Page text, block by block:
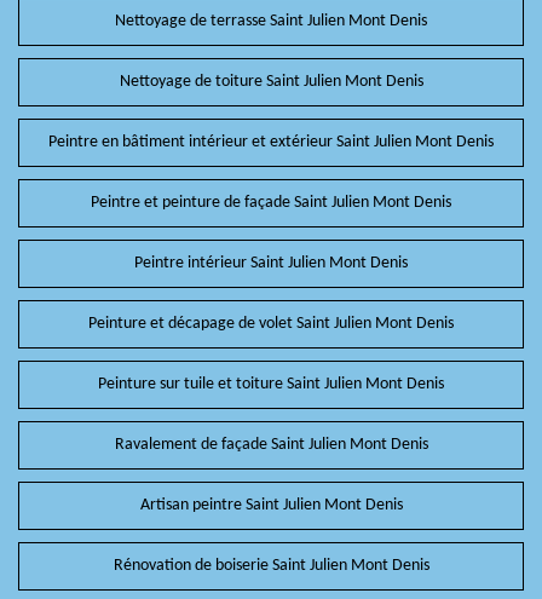
Nettoyage de terrasse Saint Julien Mont Denis
Nettoyage de toiture Saint Julien Mont Denis
Peintre en bâtiment intérieur et extérieur Saint Julien Mont Denis
Peintre et peinture de façade Saint Julien Mont Denis
Peintre intérieur Saint Julien Mont Denis
Peinture et décapage de volet Saint Julien Mont Denis
Peinture sur tuile et toiture Saint Julien Mont Denis
Ravalement de façade Saint Julien Mont Denis
Artisan peintre Saint Julien Mont Denis
Rénovation de boiserie Saint Julien Mont Denis